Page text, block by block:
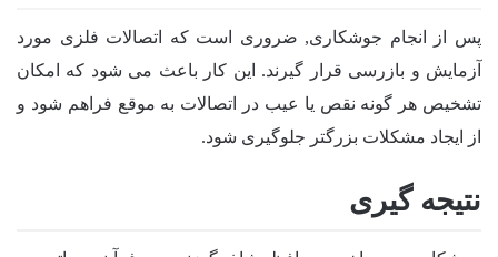
پس از انجام جوشکاری, ضروری است که اتصالات فلزی مورد
آزمایش و بازرسی قرار گیرند. این کار باعث می شود که امکان
تشخیص هر گونه نقص یا عیب در اتصالات به موقع فراهم شود و
از ایجاد مشکلات بزرگتر جلوگیری شود.
نتیجه گیری